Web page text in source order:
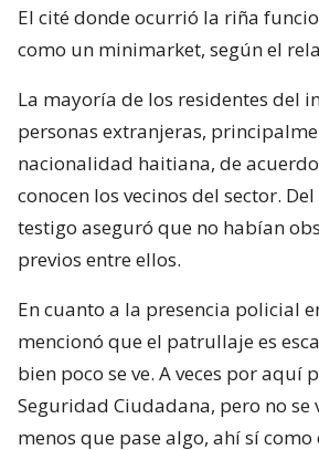
El cité donde ocurrió la riña
como un minimarket, según el
La mayoría de los residentes del
personas extranjeras,
nacionalidad haitiana, de
conocen los vecinos del sector.
testigo aseguró que no habían
previos entre ellos.
En cuanto a la presencia policial
mencionó que el patrullaje es
bien poco se ve. A veces por aquí
Seguridad Ciudadana, pero no se
menos que pase algo, ahí sí